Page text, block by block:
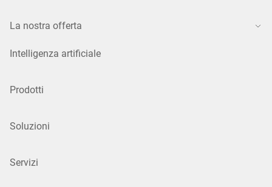
La nostra offerta
Intelligenza artificiale
Prodotti
Soluzioni
Servizi